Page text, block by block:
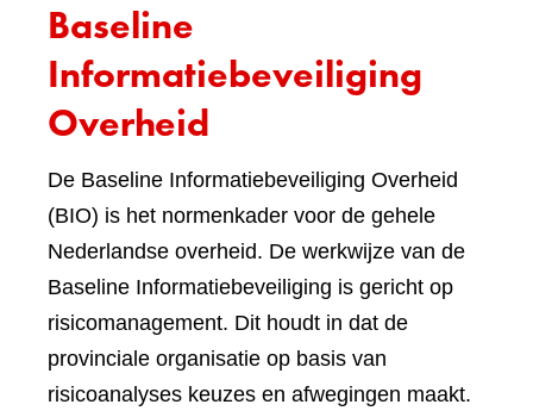
Baseline
Informatiebeveiliging
Overheid
De Baseline Informatiebeveiliging Overheid
(BIO) is het normenkader voor de gehele
Nederlandse overheid. De werkwijze van de
Baseline Informatiebeveiliging is gericht op
risicomanagement. Dit houdt in dat de
provinciale organisatie op basis van
risicoanalyses keuzes en afwegingen maakt.